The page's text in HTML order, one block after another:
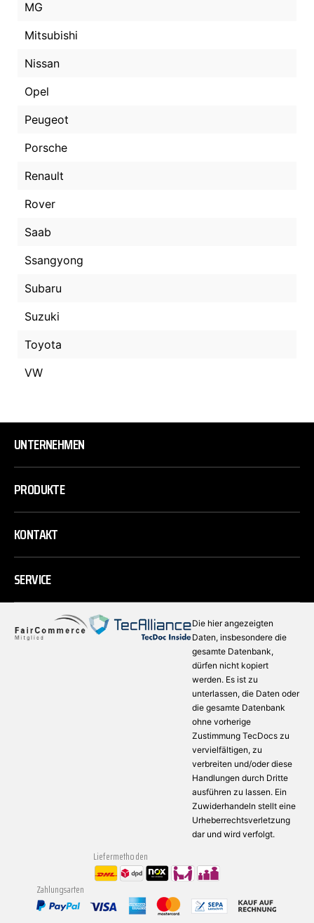
MG
Mitsubishi
Nissan
Opel
Peugeot
Porsche
Renault
Rover
Saab
Ssangyong
Subaru
Suzuki
Toyota
VW
UNTERNEHMEN
PRODUKTE
KONTAKT
SERVICE
Die hier angezeigten
Daten, insbesondere die
gesamte Datenbank,
dürfen nicht kopiert
werden. Es ist zu
unterlassen, die Daten oder
die gesamte Datenbank
ohne vorherige
Zustimmung TecDocs zu
vervielfältigen, zu
verbreiten und/oder diese
Handlungen durch Dritte
ausführen zu lassen. Ein
Zuwiderhandeln stellt eine
Urheberrechtsverletzung
dar und wird verfolgt.
Liefermethoden
Zahlungsarten